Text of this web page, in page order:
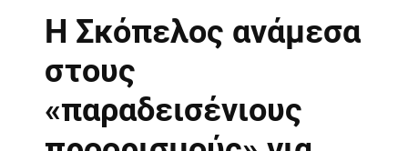
Η Σκόπελος ανάμεσα
στους
«παραδεισένιους